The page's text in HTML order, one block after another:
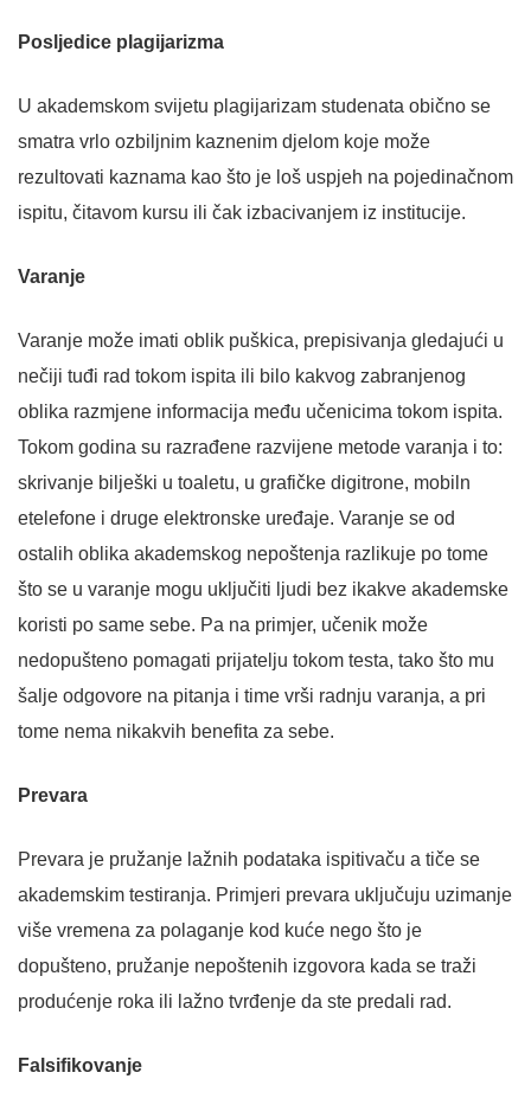
Posljedice plagijarizma
U akademskom svijetu plagijarizam studenata obično se
smatra vrlo ozbiljnim kaznenim djelom koje može
rezultovati kaznama kao što je loš uspjeh na pojedinačnom
ispitu, čitavom kursu ili čak izbacivanjem iz institucije.
Varanje
Varanje može imati oblik puškica, prepisivanja gledajući u
nečiji tuđi rad tokom ispita ili bilo kakvog zabranjenog
oblika razmjene informacija među učenicima tokom ispita.
Tokom godina su razrađene razvijene metode varanja i to:
skrivanje bilješki u toaletu, u grafičke digitrone, mobiln
etelefone i druge elektronske uređaje. Varanje se od
ostalih oblika akademskog nepoštenja razlikuje po tome
što se u varanje mogu uključiti ljudi bez ikakve akademske
koristi po same sebe. Pa na primjer, učenik može
nedopušteno pomagati prijatelju tokom testa, tako što mu
šalje odgovore na pitanja i time vrši radnju varanja, a pri
tome nema nikakvih benefita za sebe.
Prevara
Prevara je pružanje lažnih podataka ispitivaču a tiče se
akademskim testiranja. Primjeri prevara uključuju uzimanje
više vremena za polaganje kod kuće nego što je
dopušteno, pružanje nepoštenih izgovora kada se traži
produćenje roka ili lažno tvrđenje da ste predali rad.
Falsifikovanje